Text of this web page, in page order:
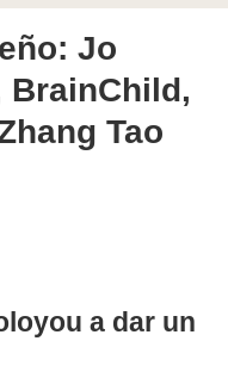
Jo
BrainChild,
Tao
a dar un